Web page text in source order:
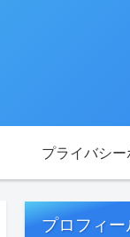
プライバシ
プロフィー